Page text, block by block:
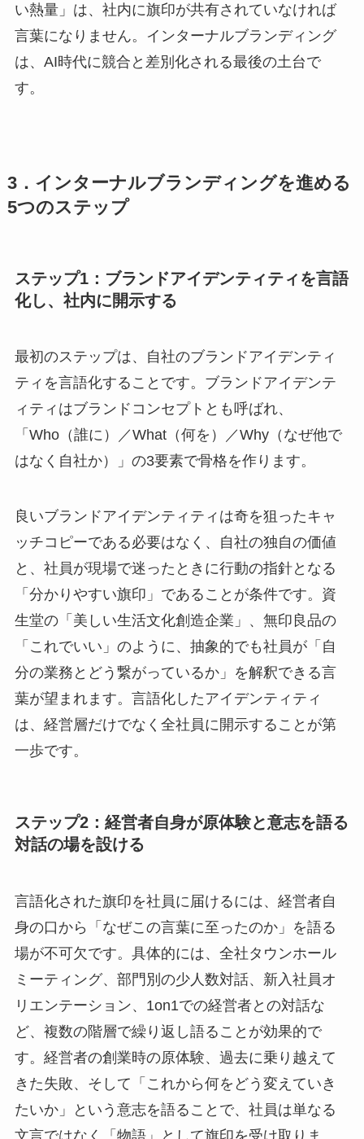
い熱量」は、社内に旗印が共有されていなければ
言葉になりません。インターナルブランディング
は、AI時代に競合と差別化される最後の土台で
す。
3．インターナルブランディングを進める
5つのステップ
ステップ1：ブランドアイデンティティを言語
化し、社内に開示する
最初のステップは、自社のブランドアイデンティ
ティを言語化することです。ブランドアイデンテ
ィティはブランドコンセプトとも呼ばれ、
「Who（誰に）／What（何を）／Why（なぜ他で
はなく自社か）」の3要素で骨格を作ります。
良いブランドアイデンティティは奇を狙ったキャ
ッチコピーである必要はなく、自社の独自の価値
と、社員が現場で迷ったときに行動の指針となる
「分かりやすい旗印」であることが条件です。資
生堂の「美しい生活文化創造企業」、無印良品の
「これでいい」のように、抽象的でも社員が「自
分の業務とどう繋がっているか」を解釈できる言
葉が望まれます。言語化したアイデンティティ
は、経営層だけでなく全社員に開示することが第
一歩です。
ステップ2：経営者自身が原体験と意志を語る
対話の場を設ける
言語化された旗印を社員に届けるには、経営者自
身の口から「なぜこの言葉に至ったのか」を語る
場が不可欠です。具体的には、全社タウンホール
ミーティング、部門別の少人数対話、新入社員オ
リエンテーション、1on1での経営者との対話な
ど、複数の階層で繰り返し語ることが効果的で
す。経営者の創業時の原体験、過去に乗り越えて
きた失敗、そして「これから何をどう変えていき
たいか」という意志を語ることで、社員は単なる
文言ではなく「物語」として旗印を受け取りま